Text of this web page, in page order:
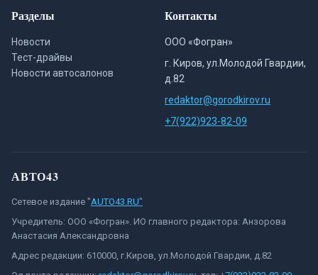
Разделы
Новости
Тест-драйвы
Новости автосалонов
Контакты
ООО «Фогран»
г. Киров, ул.Молодой Гвардии,
д.82
redaktor@gorodkirov.ru
+7(922)923-82-09
АВТО43
Сетевое издание "AUTO43.RU"
Учредитель: ООО «Фогран». ИО главного редактора: Анзорова
Анастасия Александровна
Адрес редакции: 610000, г.Киров, ул.Молодой Гвардии, д.82